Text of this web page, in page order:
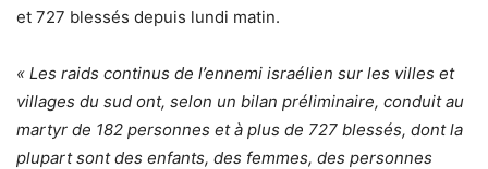
et 727 blessés depuis lundi matin.
« Les raids continus de l’ennemi israélien sur les villes et
villages du sud ont, selon un bilan préliminaire, conduit au
martyr de 182 personnes et à plus de 727 blessés, dont la
plupart sont des enfants, des femmes, des personnes